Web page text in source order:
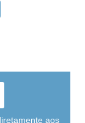
aos